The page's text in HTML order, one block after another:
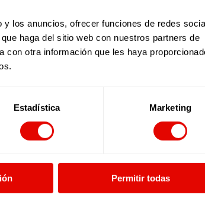
los anuncios, ofrecer funciones de redes
haga del sitio web con nuestros partners de
con otra información que les haya
Estadística Marketing
Permitir todas